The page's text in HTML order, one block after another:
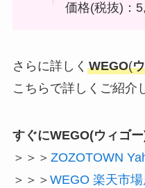
価格(税抜)：
さらに詳しく WEGO(
こちらで詳しくご紹介
すぐにWEGO(ウィゴ
＞＞＞ ZOZOTOWN
＞＞＞ WEGO 楽天市